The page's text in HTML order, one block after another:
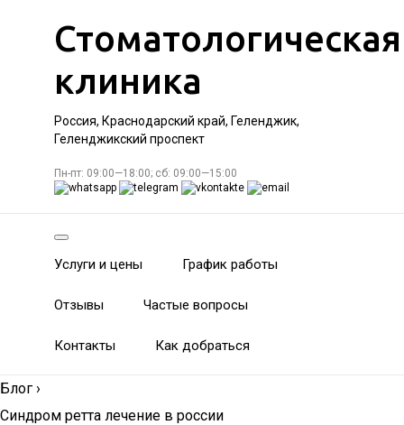
Стоматологическая
клиника
Россия, Краснодарский край, Геленджик,
Геленджикский проспект
Пн-пт: 09:00—18:00; сб: 09:00—15:00
Услуги и цены График работы
Отзывы Частые вопросы
Контакты Как добраться
Блог ›
Синдром ретта лечение в россии